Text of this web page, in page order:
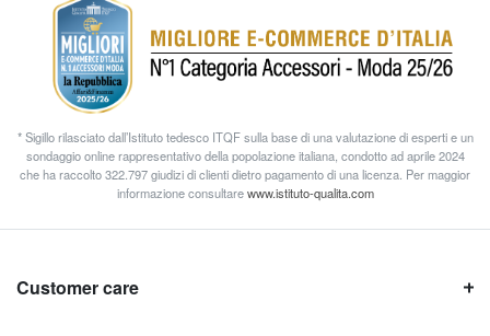
* Sigillo rilasciato dall’Istituto tedesco ITQF sulla base di una valutazione di esperti e un
sondaggio online rappresentativo della popolazione italiana, condotto ad aprile 2024
che ha raccolto 322.797 giudizi di clienti dietro pagamento di una licenza. Per maggior
informazione consultarewww.istituto-qualita.com
Customer care